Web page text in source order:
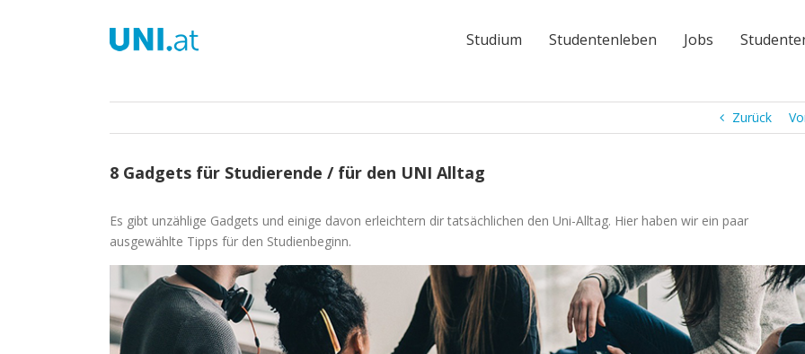
Studium Studentenleben Jobs
Zurück
8 Gadgets für Studierende / für den UNI Alltag
Es gibt unzählige Gadgets und einige davon erleichtern dir tatsächlichen den Uni-Alltag. Hier haben wir ein paar
ausgewählte Tipps für den Studienbeginn.
grösseres
Bild